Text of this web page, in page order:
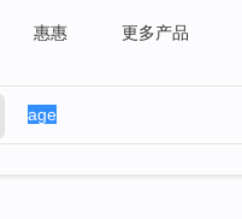
惠惠 更多产品